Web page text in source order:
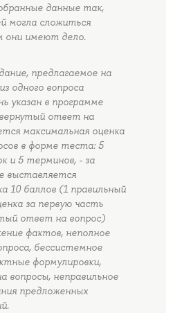
данные так,
могла сложиться
они имеют дело.
предлагаемое на
одного вопроса
указан в программе
ответ на
максимальная оценка
в форме теста: 5
и 5 терминов, - за
выставляется
10 баллов (1 правильный
за первую часть
ответ на вопрос)
фактов, неполное
бессистемное
формулировки,
вопросы, неправильное
предложенных